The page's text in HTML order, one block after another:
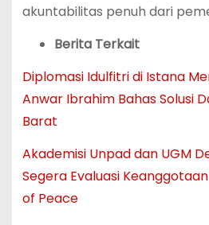
akuntabilitas penuh dari
Berita Terkait
Diplomasi Idulfitri di Istana
Anwar Ibrahim Bahas Solusi
Barat
Akademisi Unpad dan UGM
Segera Evaluasi
of Peace